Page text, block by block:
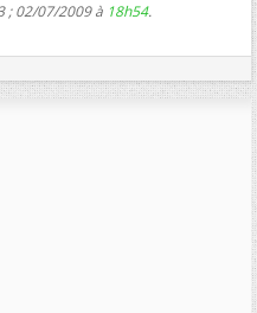
; 02/07/2009 à 18h54.